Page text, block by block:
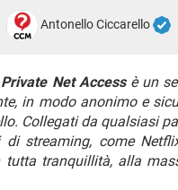
Antonello Ciccarello
Private Net Accessè un
in modo anonimo e
Collegati da qualsiasi
di streaming, come
tutta tranquillità, alla